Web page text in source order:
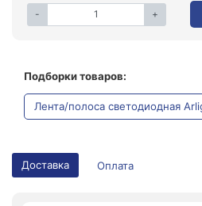
- +
Подборки товаров:
Лента/полоса светодиодная
Доставка Оплата